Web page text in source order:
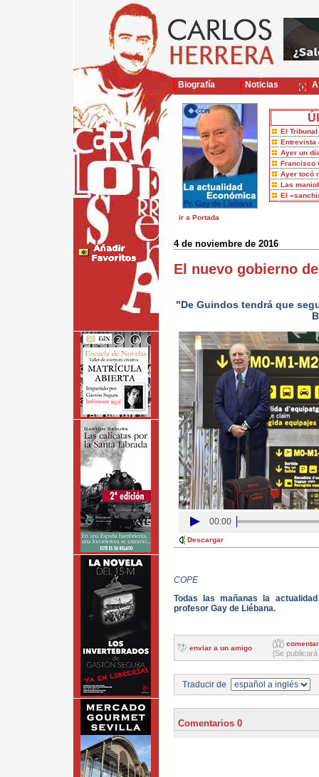
El
Entrevista
Ayer un
Francisco
Ayer tocó
Las
El
ir a Portada
4 de noviembre de 2016
El nuevo gobierno
"De Guindos tendrá que
00:00
Descargar
COPE
Todas las mañanas la
profesor Gay de Liébana.
enviar a un amigo
comentar
[Se
Traducir de
Comentarios 0
Biografía Noticias